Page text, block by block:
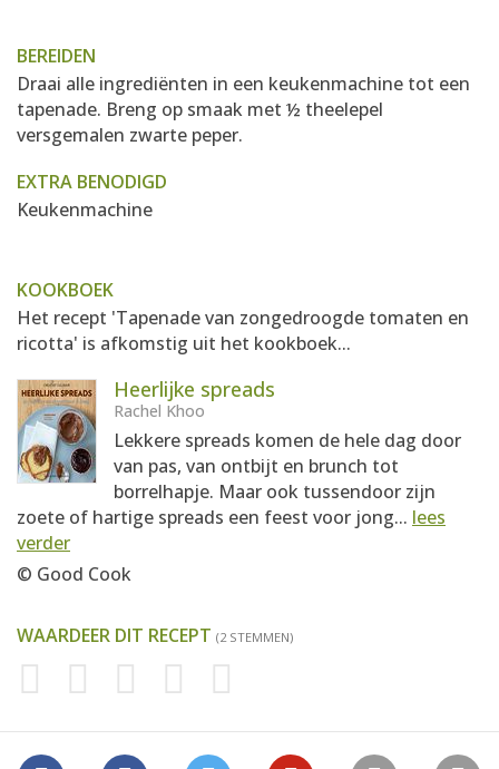
BEREIDEN
Draai alle ingrediënten in een keukenmachine tot een
tapenade. Breng op smaak met ½ theelepel
versgemalen zwarte peper.
EXTRA BENODIGD
Keukenmachine
KOOKBOEK
Het recept 'Tapenade van zongedroogde tomaten en
ricotta' is afkomstig uit het kookboek...
Heerlijke spreads
Rachel Khoo
Lekkere spreads komen de hele dag door
van pas, van ontbijt en brunch tot
borrelhapje. Maar ook tussendoor zijn
zoete of hartige spreads een feest voor jong... lees
verder
© Good Cook
WAARDEER DIT RECEPT (2 STEMMEN)